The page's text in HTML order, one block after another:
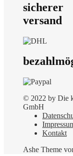
sicherer
versand
© 2022 by Die
GmbH
Kontakt
Ashe Theme